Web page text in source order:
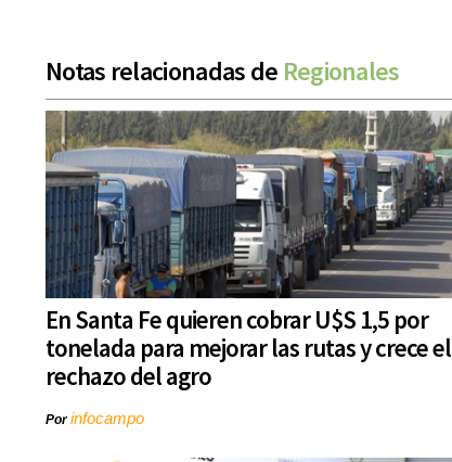
Notas relacionadas de Regionales
En Santa Fe quieren cobrar U$S 1,5 por
tonelada para mejorar las rutas y crece el
rechazo del agro
Porinfocampo